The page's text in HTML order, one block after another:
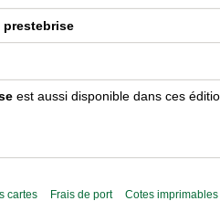
prestebrise
est aussi disponible dans ces
cartes Frais de port Cotes imprimables